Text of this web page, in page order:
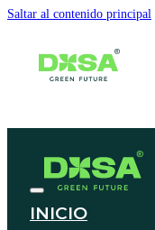
Saltar al contenido principal
INICIO